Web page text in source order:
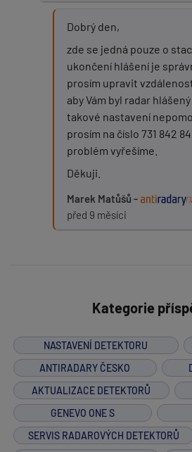
Dobrý den,
zde se jedná pouze o
ukončení hlášení je
prosím upravit
aby Vám byl radar
takové nastavení
prosím na číslo 731 842
problém vyřešíme.
Děkuji.
Marek Matůšů -
před 9 měsíci
Kategorie
NASTAVENÍ DETEKTORU
ANTIRADARY ČESKO
AKTUALIZACE DETEKTORŮ
GENEVO ONE S
SERVIS RADAROVÝCH DETEKTORŮ